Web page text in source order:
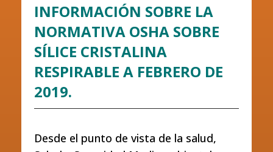
INFORMACIÓN SOBRE LA
NORMATIVA OSHA SOBRE
SÍLICE CRISTALINA
RESPIRABLE A FEBRERO DE
2019.
Desde el punto de vista de la salud,